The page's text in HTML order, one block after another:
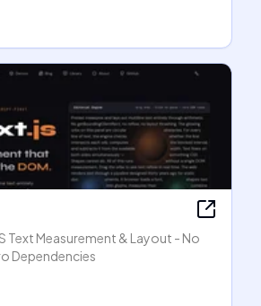
Text Measurement & Layout - No
Dependencies